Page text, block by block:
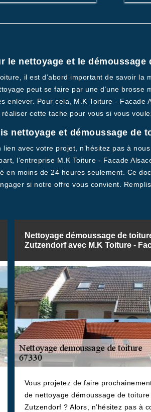
le nettoyage et le
il est d’abord important de savoir
peut se faire par une d’une brosse
enlever. Pour cela, M.K Toiture -
cette tache pour vous si vous
nettoyage et démoussage de
avec votre projet, n’hésitez pas à
l’entreprise M.K Toiture - Facade
en moins de 24 heures seulement. Ce
si notre offre vous convient.
Nettoyage démoussage de
Zutzendorf avec M.K Toiture -
Vous projetez de faire
de nettoyage démoussage de toiture
Zutzendorf ? Alors, n’hésitez pas à